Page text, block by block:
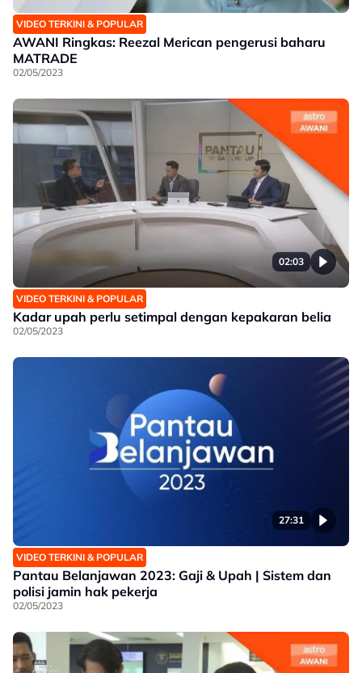
VIDEO TERKINI & POPULAR
AWANI Ringkas: Reezal Merican pengerusi baharu
MATRADE
02/05/2023
02:03
VIDEO TERKINI & POPULAR
Kadar upah perlu setimpal dengan kepakaran belia
02/05/2023
27:31
VIDEO TERKINI & POPULAR
Pantau Belanjawan 2023: Gaji & Upah | Sistem dan
polisi jamin hak pekerja
02/05/2023